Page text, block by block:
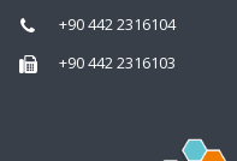
+90 442 2316104
+90 442 2316103